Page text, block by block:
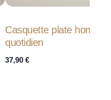
Casquette plate homme
quotidien
37,90€